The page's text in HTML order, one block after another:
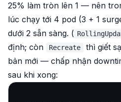
25% làm tròn lên 1 — nên
lúc chạy tới 4 pod (3 + 1
dưới 2 sẵn sàng. (
định; còn
Recreate
thì giết
bản mới — chấp nhận
sau khi xong: